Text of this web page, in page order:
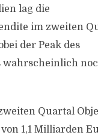
lag die
im zweiten
der Peak des
wahrscheinlich
Quartal
1,1 Milliarden